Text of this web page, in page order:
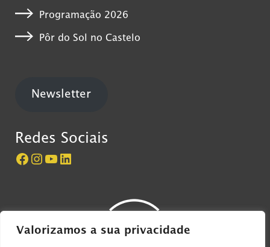
Valorizamos a sua privacidade
Programação 2026
Pôr do Sol no Castelo
Newsletter
Redes Sociais
Página do Castelo de São Jorge no Facebook
Perfil do Castelo de São Jorge no Instagram
Canal do Castelo de São Jorge no YouTube
LinkedIn